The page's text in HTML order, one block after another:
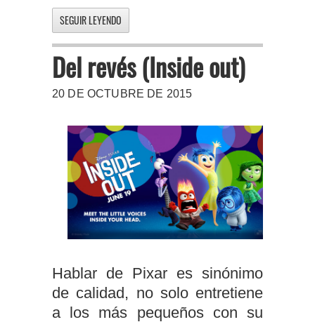
SEGUIR LEYENDO
Del revés (Inside out)
20 DE OCTUBRE DE 2015
Hablar de Pixar es sinónimo
de calidad, no solo entretiene
a los más pequeños con su